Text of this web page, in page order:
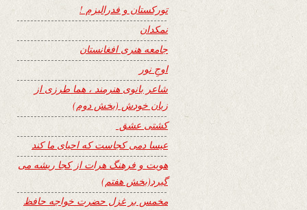
تورکستان و فدرالیزم !
نمکدان
جامعه هنری افغانستان
اوجِ نور
شاعر بانوی هنرمند ، هما طرزی از
زبان خودش (بخش دوم)
کشتی عشق
عیسا دمی کجاست که احیای ما کند
هویت و فرهنگ هرات از کجا ریشه می
گیرد(بخش هفتم)
مخمس بر غزل حضرت خواجه حافظ